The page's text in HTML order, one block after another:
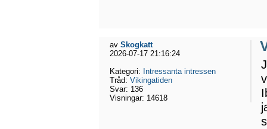
av Skogkatt
2026-07-17 21:16:24
Kategori: Intressanta intressen
Tråd: Vikingatiden
Svar: 136
Visningar: 14618